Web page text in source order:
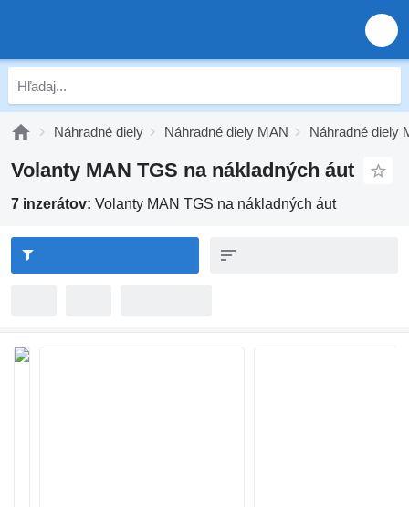
Náhradné diely Náhradné diely MAN Náhradné diely
Volanty MAN TGS na nákladných áut
7 inzerátov: Volanty MAN TGS na nákladných áut